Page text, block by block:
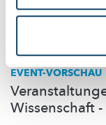
EVENT-VORSCHAU
Wissenschaft